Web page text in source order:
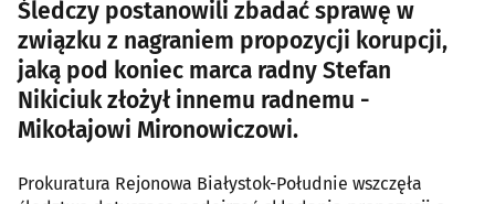
Śledczy postanowili zbadać sprawę w
związku z nagraniem propozycji korupcji,
jaką pod koniec marca radny Stefan
Nikiciuk złożył innemu radnemu -
Mikołajowi Mironowiczowi.
Prokuratura Rejonowa Białystok-Południe wszczęła